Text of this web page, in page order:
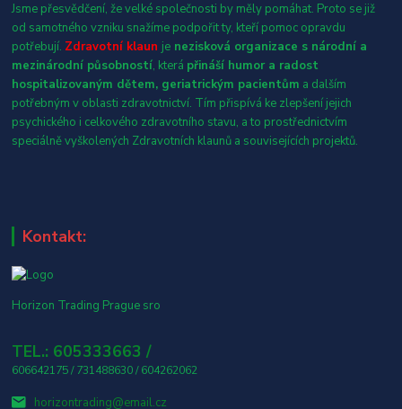
Jsme přesvědčení, že velké společnosti by měly pomáhat. Proto se již
od samotného vzniku snažíme podpořit ty, kteří pomoc opravdu
potřebují. Zdravotní klaun je nezisková organizace s národní a
mezinárodní působností, která přináší humor a radost
hospitalizovaným dětem, geriatrickým pacientům a dalším
potřebným v oblasti zdravotnictví. Tím přispívá ke zlepšení jejich
psychického i celkového zdravotního stavu, a to prostřednictvím
speciálně vyškolených Zdravotních klaunů a souvisejících projektů.
Kontakt:
Horizon Trading Prague sro
TEL.: 605333663 /
606642175 / 731488630 / 604262062
horizontrading@email.cz